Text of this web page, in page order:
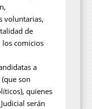
voluntarias,
de
los comicios
a
son
quienes
serán